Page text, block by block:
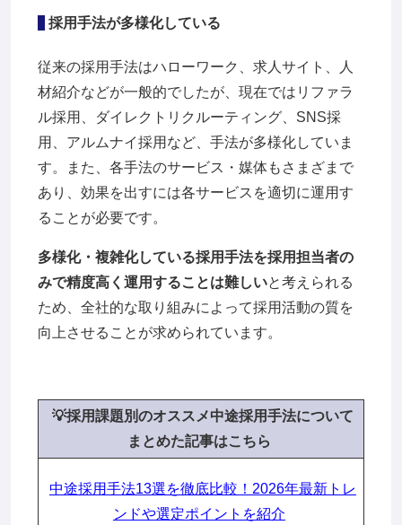
採用手法が多様化している
従来の採用手法はハローワーク、求人サイト、人
材紹介などが一般的でしたが、現在ではリファラ
ル採用、ダイレクトリクルーティング、SNS採
用、アルムナイ採用など、手法が多様化していま
す。また、各手法のサービス・媒体もさまざまで
あり、効果を出すには各サービスを適切に運用す
ることが必要です。
多様化・複雑化している採用手法を採用担当者の
みで精度高く運用することは難しいと考えられる
ため、全社的な取り組みによって採用活動の質を
向上させることが求められています。
💡採用課題別のオススメ中途採用手法について
ま とめた記事はこちら
中途採用手法13選を徹底比較！2026年最新トレ
ンドや選定ポイントを紹介